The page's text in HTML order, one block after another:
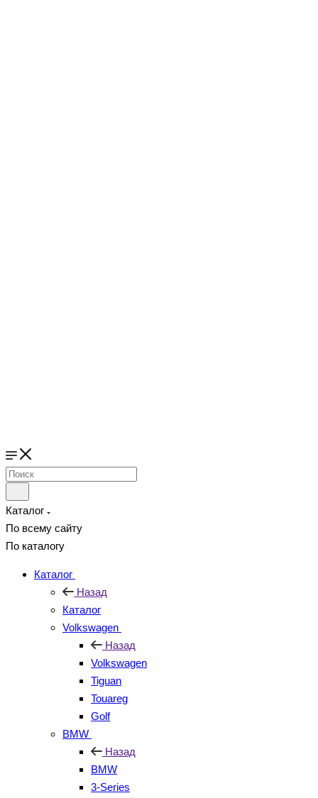
Каталог
По всему сайту
По каталогу
Каталог
Назад
Каталог
Volkswagen
Назад
Volkswagen
Tiguan
Touareg
Golf
BMW
Назад
BMW
3-Series